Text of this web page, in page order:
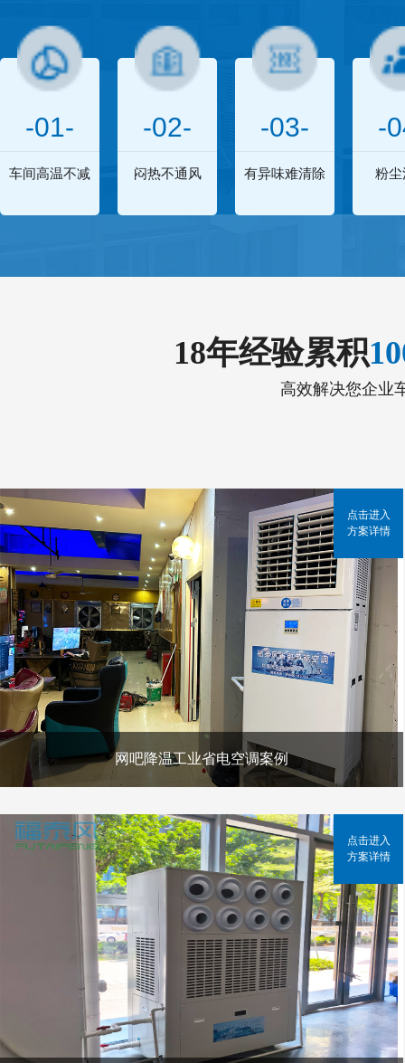
-01-
车间高温不减
-02-
闷热不通风
-03-
有异味难清除
-
粉尘
18年经验累积
高效解决您企业
网吧降温工业省电空调案例
点击进入
方案详情
点击进入
方案详情